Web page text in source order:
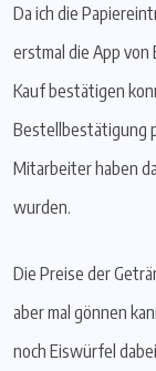
Da ich die
erstmal die App von
Kauf bestätigen
Bestellbestätigung
Mitarbeiter haben
wurden.
Die Preise der
aber mal gönnen
noch Eiswürfel